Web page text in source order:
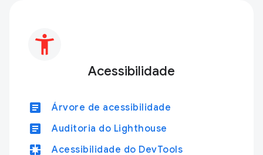
Acessibilidade
article Árvore de acessibilidade
article Auditoria do Lighthouse
pages Acessibilidade do DevTools